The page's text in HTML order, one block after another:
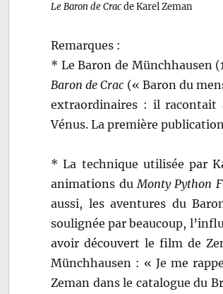
Le Baron de Cracde Karel Zeman
Remarques :
* Le Baron de Münchhausen
Baron de Crac (« Baron du
extraordinaires : il racontait
Vénus. La première
* La technique utilisée par
animations duMonty Python
aussi, les aventures du
soulignée par beaucoup,
avoir découvert le film de
Münchhausen : « Je me
Zeman dans le catalogue du